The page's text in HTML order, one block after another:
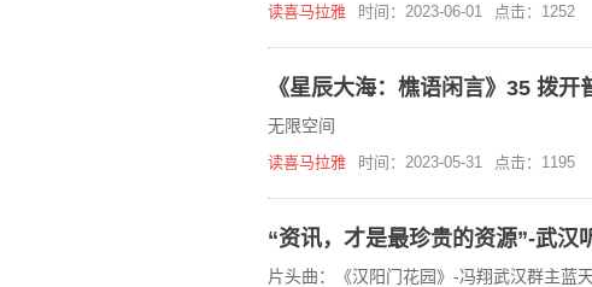
读喜马拉雅 时间：2023-06-01 点击：1252
《星辰大海：樵语闲言》35 拨开
无限空间
读喜马拉雅 时间：2023-05-31 点击：1195
“资讯，才是最珍贵的资源”-武汉
片头曲：《汉阳门花园》-冯翔武汉群主蓝